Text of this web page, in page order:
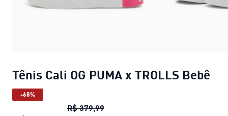
Tênis Cali OG PUMA x TROLLS Bebê
-68%
R$ 379,99Tênis Cali OG PUMA x TROLLS